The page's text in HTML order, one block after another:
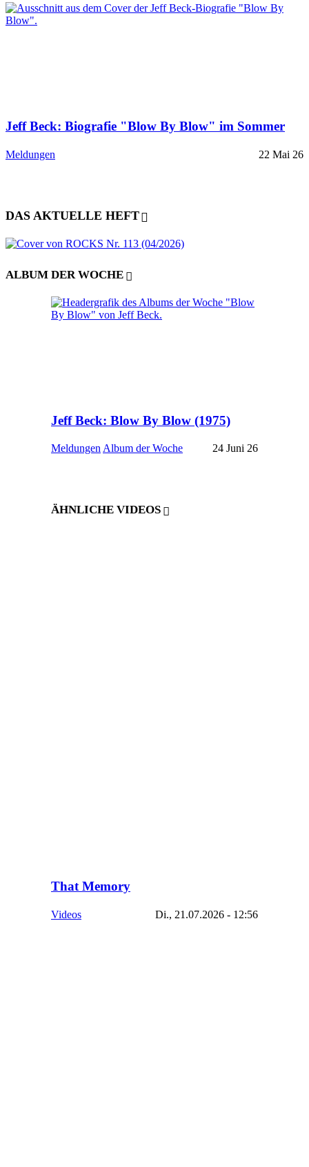
Jeff Beck: Biografie "Blow By Blow" im Sommer
Meldungen 22 Mai 26
DAS AKTUELLE HEFT
ALBUM DER WOCHE
Jeff Beck: Blow By Blow (1975)
Meldungen Album der Woche 24 Juni 26
ÄHNLICHE VIDEOS
That Memory
Videos Di., 21.07.2026 - 12:56